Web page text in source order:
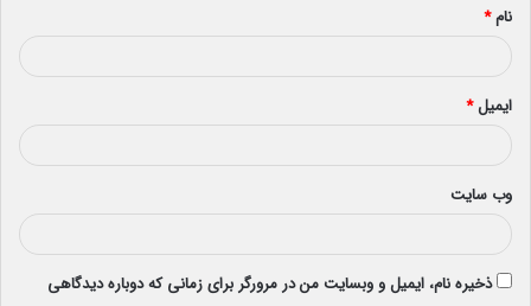
نام*
ایمیل*
وب‌ سایت
ذخیره نام، ایمیل و وبسایت من در مرورگر برای زمانی که دوباره دیدگاهی